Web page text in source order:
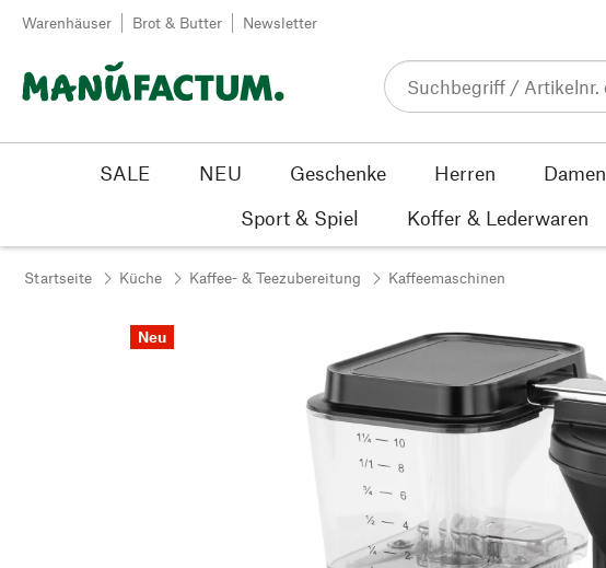
Zum Inhalt springen
Warenhäuser Brot & Butter Newsletter
SALE NEU Geschenke Herren Damen
Sport & Spiel
Koffer & Lederwaren
Startseite Küche Kaffee- & Teezubereitung Kaffeemaschinen
Neu